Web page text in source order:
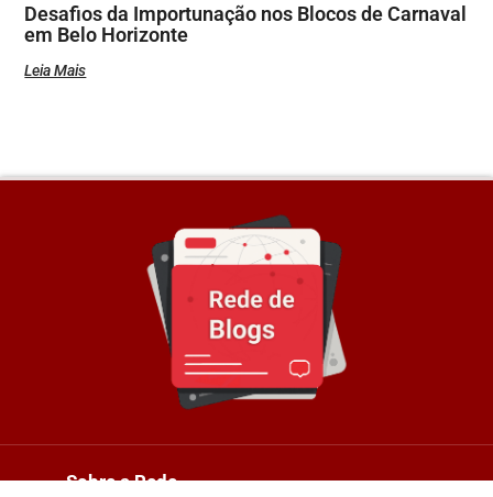
Desafios da Importunação nos Blocos de Carnaval
em Belo Horizonte
Leia Mais
Sobre a Rede